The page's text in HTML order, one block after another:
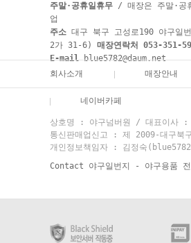
주말·공휴일휴무 / 매장은 주말·공
업
주소 대구 북구 고성로190 야구일
2가 31-6) 매장연락처 053-351-
E-mailblue5782@daum.net
회사소개 매장안내
네이버카페
상호명 : 야구넘버원 / 대표이사
통신판매업신고 : 제 2009-대구북
개인정보책임자 : 김정숙
Contact 야구일번지 - 야구용품